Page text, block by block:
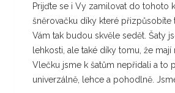
Prijďte se i Vy zamilovat do tohoto
šněrovačku díky které
Vám tak budou skvěle sedět. Šaty
lehkosti, ale také díky tomu, že
Vlečku jsme k šatům nepřidali a to
univerzálně, lehce a pohodlně.